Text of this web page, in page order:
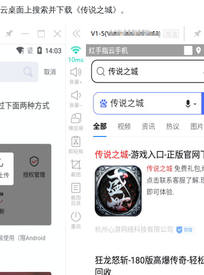
面上搜索并下载《传说之城》。